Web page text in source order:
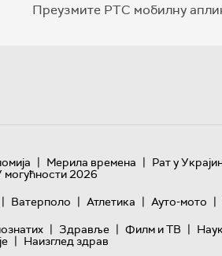
Преузмите РТС мобилну
| Мерила времена | Рат у
могућности 2026
| Ватерполо | Атлетика | Ауто-мото |
| Здравље | Филм и ТВ |
| Наизглед здрав